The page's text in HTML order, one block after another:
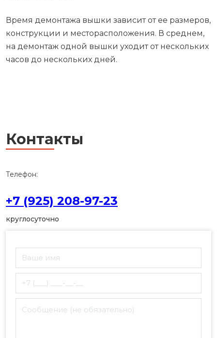
Время демонтажа вышки зависит от ее размеров,
конструкции и месторасположения. В среднем,
на демонтаж одной вышки уходит от нескольких
часов до нескольких дней.
Контакты
Телефон:
+7 (925) 208-97-23
круглосуточно